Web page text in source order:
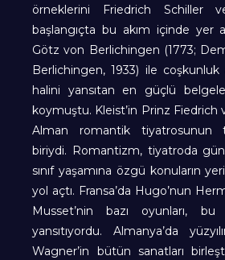
örneklerini Friedrich Schiller
başlangıçta bu akım içinde yer
Götz von Berlichingen (1773;
Berlichingen, 1933) ile coşkunluk
halini yansıtan en güçlü
koymuştu. Kleist’in Prinz Fiedrich
Alman romantik tiyatrosunun
biriydi. Romantizm, tiyatroda
sınıf yaşamına özgü konuların
yol açtı. Fransa’da Hugo’nun
Musset’nin bazı oyunları, bu
yansıtıyordu. Almanya’da
Wagner’in bütün sanatları